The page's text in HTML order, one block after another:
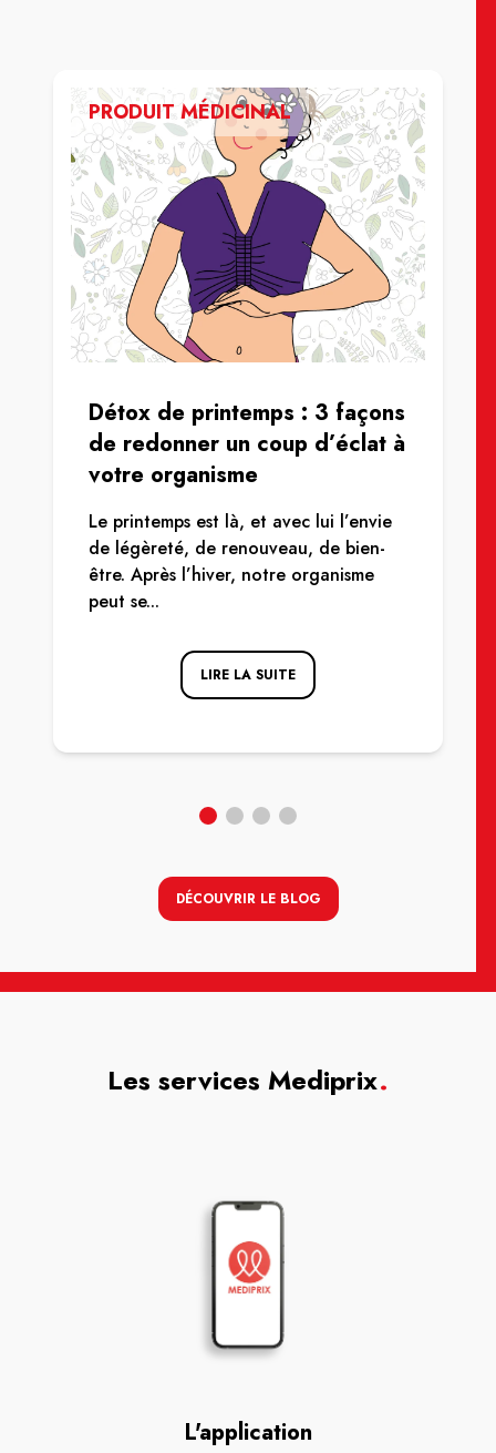
PRODUIT MÉDICINAL
Détox de printemps : 3 façons
de redonner un coup d’éclat à
votre organisme
Le printemps est là, et avec lui l’envie
de légèreté, de renouveau, de bien-
être. Après l’hiver, notre organisme
peut se...
LIRE LA SUITE
DÉCOUVRIR LE BLOG
Les services Mediprix.
L'application